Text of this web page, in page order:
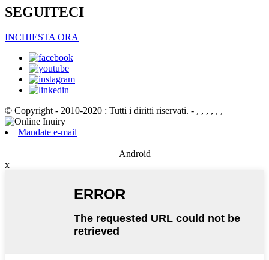
SEGUITECI
INCHIESTA ORA
© Copyright - 2010-2020 : Tutti i diritti riservati. - , , , , , ,
Mandate e-mail
Android
x